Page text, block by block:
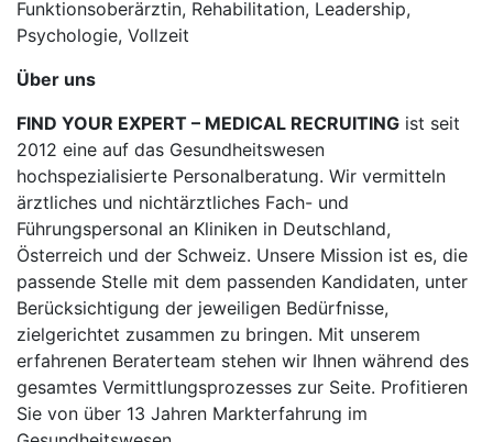
Funktionsoberärztin, Rehabilitation, Leadership,
Psychologie, Vollzeit
Über uns
FIND YOUR EXPERT – MEDICAL RECRUITING ist seit
2012 eine auf das Gesundheitswesen
hochspezialisierte Personalberatung. Wir vermitteln
ärztliches und nichtärztliches Fach- und
Führungspersonal an Kliniken in Deutschland,
Österreich und der Schweiz. Unsere Mission ist es, die
passende Stelle mit dem passenden Kandidaten, unter
Berücksichtigung der jeweiligen Bedürfnisse,
zielgerichtet zusammen zu bringen. Mit unserem
erfahrenen Beraterteam stehen wir Ihnen während des
gesamtes Vermittlungsprozesses zur Seite. Profitieren
Sie von über 13 Jahren Markterfahrung im